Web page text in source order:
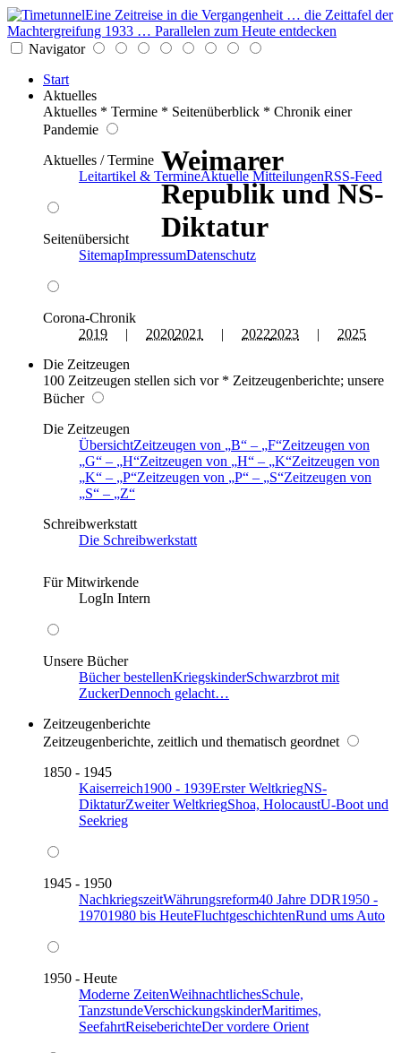
Eine Zeitreise in die Vergangenheit … die Zeittafel der
Machtergreifung 1933 … Parallelen zum Heute entdecken
Navigator
Start
Aktuelles
Aktuelles * Termine * Seitenüberblick * Chronik einer
Pandemie
Aktuelles / Termine
Leitartikel & TermineAktuelle MitteilungenRSS-Feed
Seitenübersicht
SitemapImpressumDatenschutz
Corona-Chronik
2019 | 20202021 | 20222023 | 2025
Die Zeitzeugen
100 Zeitzeugen stellen sich vor * Zeitzeugenberichte; unsere
Bücher
Die Zeitzeugen
ÜbersichtZeitzeugen von B – F Zeitzeugen von
G
– H Zeitzeugen von H – K Zeitzeugen von
K
– P Zeitzeugen von P – S Zeitzeugen von
S
–
Z
Schreibwerkstatt
Die Schreibwerkstatt
Für Mitwirkende
LogIn Intern
Unsere Bücher
Bücher bestellenKriegskinderSchwarzbrot mit
ZuckerDennoch gelacht…
Zeitzeugenberichte
Zeitzeugenberichte, zeitlich und thematisch geordnet
1850 - 1945
Kaiserreich1900 - 1939Erster WeltkriegNS-
DiktaturZweiter WeltkriegShoa, HolocaustU-Boot und
Seekrieg
1945 - 1950
NachkriegszeitWährungsreform40 Jahre DDR1950 -
19701980 bis HeuteFluchtgeschichtenRund ums Auto
1950 - Heute
Moderne ZeitenWeihnachtlichesSchule,
TanzstundeVerschickungskinderMaritimes,
SeefahrtReiseberichteDer vordere Orient
Weimarer
Republik und NS-
Diktatur